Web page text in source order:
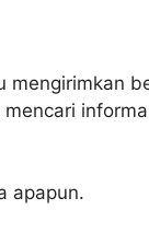
apapun.